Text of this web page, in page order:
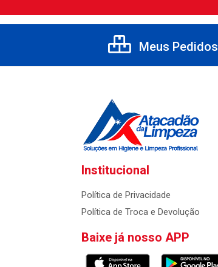
Meus Pedidos
Institucional
Política de Privacidade
Política de Troca e Devolução
Baixe já nosso APP